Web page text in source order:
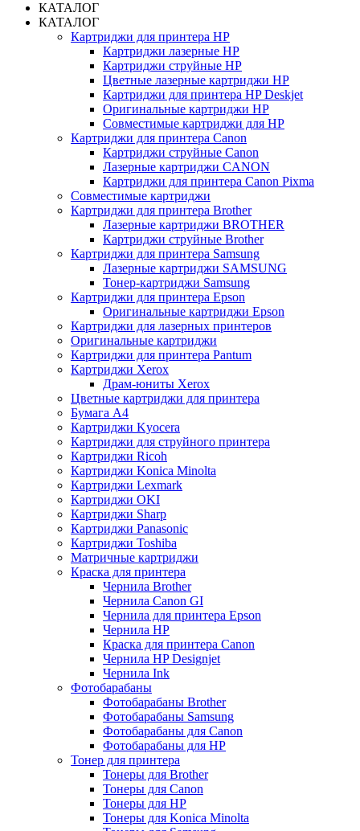
КАТАЛОГ
КАТАЛОГ
Картриджи для принтера HP
Картриджи лазерные HP
Картриджи струйные HP
Цветные лазерные картриджи HP
Картриджи для принтера HP Deskjet
Оригинальные картриджи HP
Совместимые картриджи для HP
Картриджи для принтера Canon
Картриджи струйные Canon
Лазерные картриджи CANON
Картриджи для принтера Canon Pixma
Совместимые картриджи
Картриджи для принтера Brother
Лазерные картриджи BROTHER
Картриджи струйные Brother
Картриджи для принтера Samsung
Лазерные картриджи SAMSUNG
Тонер-картриджи Samsung
Картриджи для принтера Epson
Оригинальные картриджи Epson
Картриджи для лазерных принтеров
Оригинальные картриджи
Картриджи для принтера Pantum
Картриджи Xerox
Драм-юниты Xerox
Цветные картриджи для принтера
Бумага А4
Картриджи Kyocera
Картриджи для струйного принтера
Картриджи Ricoh
Картриджи Konica Minolta
Картриджи Lexmark
Картриджи OKI
Картриджи Sharp
Картриджи Panasonic
Картриджи Toshiba
Матричные картриджи
Краска для принтера
Чернила Brother
Чернила Canon GI
Чернила для принтера Epson
Чернила HP
Краска для принтера Canon
Чернила HP Designjet
Чернила Ink
Фотобарабаны
Фотобарабаны Brother
Фотобарабаны Samsung
Фотобарабаны для Canon
Фотобарабаны для HP
Тонер для принтера
Тонеры для Brother
Тонеры для Canon
Тонеры для HP
Тонеры для Konica Minolta